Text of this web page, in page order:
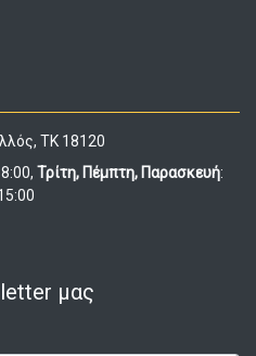
ΤΚ 18120
Τρίτη, Πέμπτη, Παρασκευή:
μας